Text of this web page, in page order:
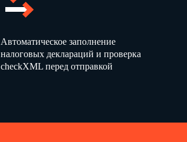
Автоматическое заполнение
налоговых деклараций и проверка
checkXML перед отправкой